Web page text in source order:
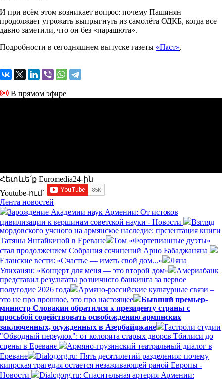
И при всём этом возникает вопрос: почему Пашинян
продолжает угрожать выпрыгнуть из самолёта ОДКБ, когда все
давно заметили, что он без «парашюта».
Подробности в сегодняшнем выпуске газеты «Паст».
В прямом эфире
Հետևե՛ք Euromedia24-ին
Youtube-ում`
Лента новостей
Зарождение Академии наук Армении: От истоков
цивилизации к вершинам советской науки - Новости
Взгляд
мордовского ученого на армянское наследие: презентация книги
Татяны Янгайкиной в Ереване
Том «Фортепианные дуэты»
стал продолжением Собрания сочинений Арно Бабаджаняна
Еланские вести: «Счастье — иметь свой дом...»
Ляна
Улиханян: «Концерт для меня — это второй дом»
Америабанк
представил результаты розничного банкинга за первое
полугодие 2026 года
Армяно-российские культурные связи –
это не про прошлое, это про настоящее
Бывший премьер-
министр Словакии обратился к президенту страны с
просьбой содействовать освобождению армянских
заключенных, осужденных в Азербайджане
Гастроли студии
"Обводный переулок": от колорита старых дворов Тбилиси до
сцены в Ереване
Армяно-грузинский театральный диалог в
Ереване
Dialogorg.ru: Пять десятилетий разделения: почему
кипрская трагедия остается незаживающей раной Европы -
Новости
Dialogorg.ru: Спасительная артерия Армении: